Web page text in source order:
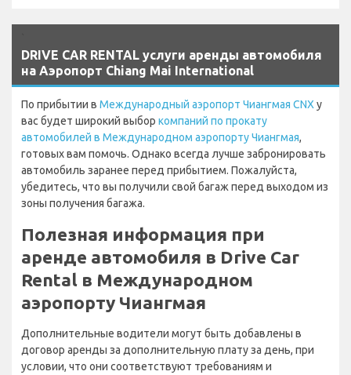
DRIVE CAR RENTAL услуги аренды автомобиля
на Аэропорт Chiang Mai International
По прибытии в Международный аэропорт Чиангмая CNX у
вас будет широкий выбор компаний по прокату
автомобилей в Международном аэропорту Чиангмая,
готовых вам помочь. Однако всегда лучше забронировать
автомобиль заранее перед прибытием. Пожалуйста,
убедитесь, что вы получили свой багаж перед выходом из
зоны получения багажа.
Полезная информация при
аренде автомобиля в Drive Car
Rental в Международном
аэропорту Чиангмая
Дополнительные водители могут быть добавлены в
договор аренды за дополнительную плату за день, при
условии, что они соответствуют требованиям и